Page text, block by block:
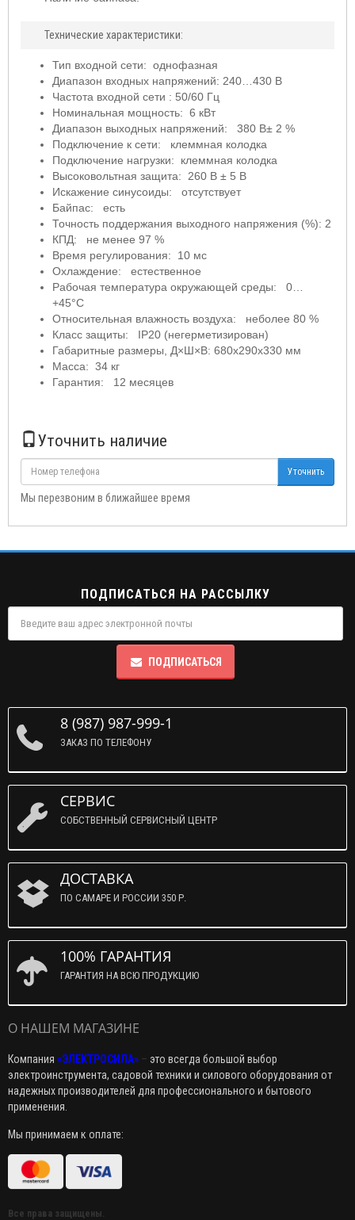
Технические характеристики:
Тип входной сети: однофазная
Диапазон входных напряжений: 240…430 В
Частота входной сети : 50/60 Гц
Номинальная мощность: 6 кВт
Диапазон выходных напряжений: 380 В± 2 %
Подключение к сети: клеммная колодка
Подключение нагрузки: клеммная колодка
Высоковольтная защита: 260 В ± 5 В
Искажение синусоиды: отсутствует
Байпас: есть
Точность поддержания выходного напряжения (%): 2
КПД: не менее 97 %
Время регулирования: 10 мс
Охлаждение: естественное
Рабочая температура окружающей среды: 0…
+45°С
Относительная влажность воздуха: неболее 80 %
Класс защиты: IP20 (негерметизирован)
Габаритные размеры, Д×Ш×В: 680х290х330 мм
Масса: 34 кг
Гарантия: 12 месяцев
Уточнить наличие
Уточнить
Мы перезвоним в ближайшее время
ПОДПИСАТЬСЯ НА РАССЫЛКУ
ПОДПИСАТЬСЯ
8 (987) 987-999-1
ЗАКАЗ ПО ТЕЛЕФОНУ
СЕРВИС
СОБСТВЕННЫЙ СЕРВИСНЫЙ ЦЕНТР
ДОСТАВКА
ПО САМАРЕ И РОССИИ 350 Р.
100% ГАРАНТИЯ
ГАРАНТИЯ НА ВСЮ ПРОДУКЦИЮ
О НАШЕМ МАГАЗИНЕ
Компания «ЭЛЕКТРОСИЛА» – это всегда большой выбор
электроинструмента, садовой техники и силового оборудования от
надежных производителей для профессионального и бытового
применения.
Мы принимаем к оплате:
Все права защищены.